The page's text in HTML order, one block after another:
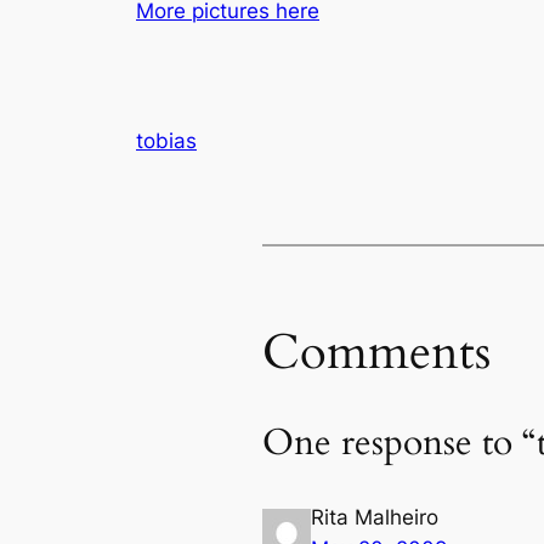
More pictures here
tobias
Comments
One response to
Rita Malheiro